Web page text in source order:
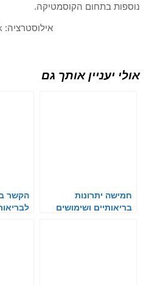
נוספות בתחום הקוסמטיקה.
אילוסטרציה: Freepik
אולי יעניין אותך גם
חמישה יתרונות
בריאותיים ושימושים
הקשר